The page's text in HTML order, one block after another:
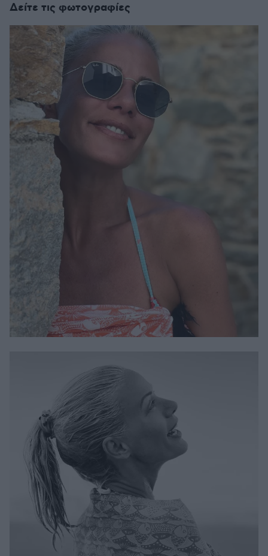
Δείτε τις φωτογραφίες